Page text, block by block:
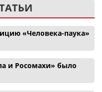
«Человека-паука»
и Росомахи» было